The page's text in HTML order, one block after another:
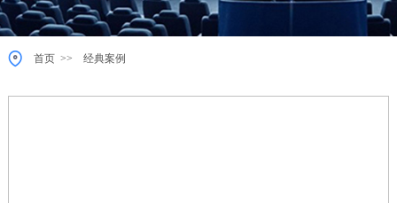
首页 >> 经典案例